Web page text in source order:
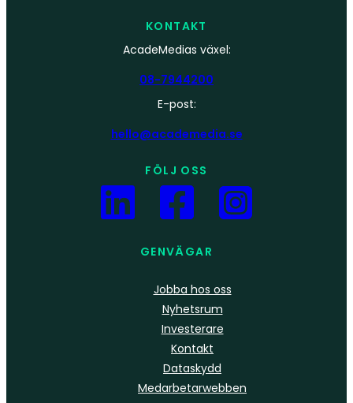
KONTAKT
AcadeMedias växel:
08-7944200
E-post:
hello@academedia.se
FÖLJ OSS
GENVÄGAR
Jobba hos oss
Nyhetsrum
Investerare
Kontakt
Dataskydd
Medarbetarwebben